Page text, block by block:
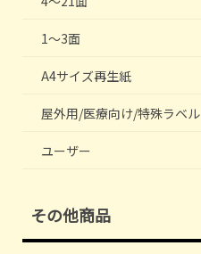
1～3面
A4サイズ再生紙
屋外用/医療向け/特殊ラベル
ユーザー
その他商品